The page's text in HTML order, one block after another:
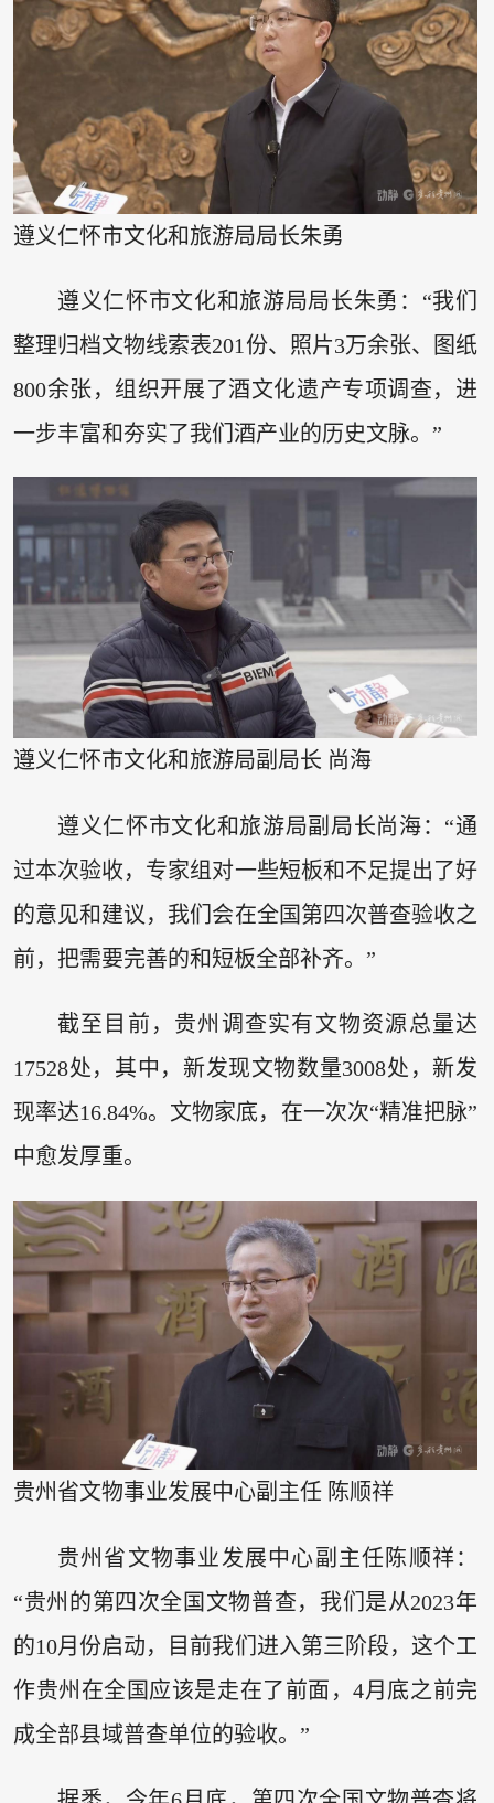
遵义仁怀市文化和旅游局局长朱勇
遵义仁怀市文化和旅游局局长朱勇：“我们
整理归档文物线索表201份、照片3万余张、图纸
800余张，组织开展了酒文化遗产专项调查，进
一步丰富和夯实了我们酒产业的历史文脉。”
遵义仁怀市文化和旅游局副局长 尚海
遵义仁怀市文化和旅游局副局长尚海：“通
过本次验收，专家组对一些短板和不足提出了好
的意见和建议，我们会在全国第四次普查验收之
前，把需要完善的和短板全部补齐。”
截至目前，贵州调查实有文物资源总量达
17528处，其中，新发现文物数量3008处，新发
现率达16.84%。文物家底，在一次次“精准把脉”
中愈发厚重。
贵州省文物事业发展中心副主任 陈顺祥
贵州省文物事业发展中心副主任陈顺祥：
“贵州的第四次全国文物普查，我们是从2023年
的10月份启动，目前我们进入第三阶段，这个工
作贵州在全国应该是走在了前面，4月底之前完
成全部县域普查单位的验收。”